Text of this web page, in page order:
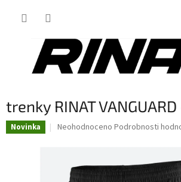
trenky RINAT
Novinka
Průměrné
Neohodnoceno Podrobnosti